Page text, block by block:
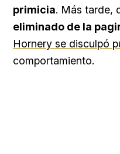
primicia. Más tarde,
eliminado de la
Hornery se disculpó
comportamiento.